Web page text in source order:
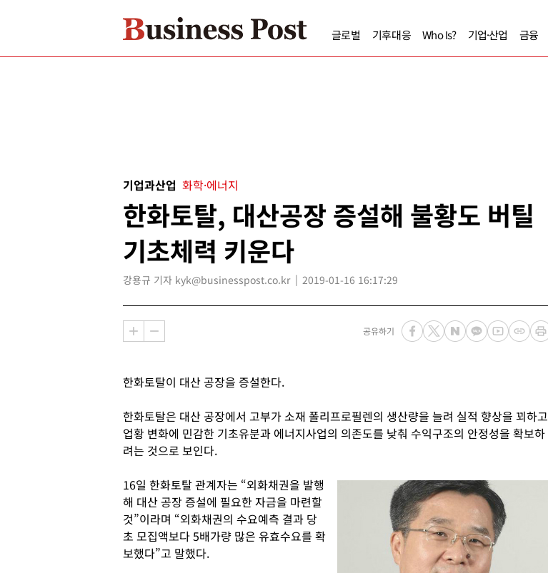
글로벌 기후대응 Who Is? 기업·산업 금융
기업과산업 화학·에너지
한화토탈, 대산공장 증설해 불황도 버틸
기초체력 키운다
강용규 기자 kyk@businesspost.co.kr 2019-01-16 16:17:29
공유하기
한화토탈이 대산 공장을 증설한다.
한화토탈은 대산 공장에서 고부가 소재 폴리프로필렌의 생산량을 늘려 실적 향상을 꾀하고
업황 변화에 민감한 기초유분과 에너지사업의 의존도를 낮춰 수익구조의 안정성을 확보하
려는 것으로 보인다.
16일 한화토탈 관계자는 “외화채권을 발행
해 대산 공장 증설에 필요한 자금을 마련할
것”이라며 “외화채권의 수요예측 결과 당
초 모집액보다 5배가량 많은 유효수요를 확
보했다”고 말했다.